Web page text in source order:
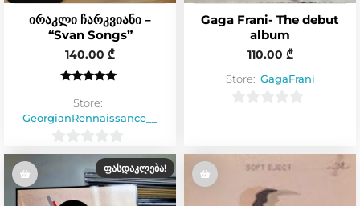
ირაკლი ჩარკვიანი –
“Svan Songs”
140.00 ₾
5.00
, 5-დან
Store:
GeorgianRennaissance__
0
Gaga Frani- The debut
album
110.00 ₾
Store: GagaFrani
u
o
ᲤᲐᲡᲓᲐᲙᲚᲔᲑᲐ!